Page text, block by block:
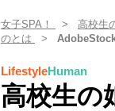
女子SPA！
高校生
のとは
LifestyleHuman
高校生の